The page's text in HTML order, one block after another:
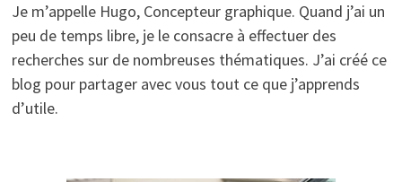
Je m’appelle Hugo, Concepteur graphique. Quand j’ai un
peu de temps libre, je le consacre à effectuer des
recherches sur de nombreuses thématiques. J’ai créé ce
blog pour partager avec vous tout ce que j’apprends
d’utile.